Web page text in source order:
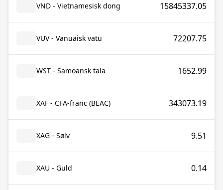
VND - Vietnamesisk dong 15845337.05
VUV - Vanuaisk vatu 72207.75
WST - Samoansk tala 1652.99
XAF - CFA-franc (BEAC) 343073.19
XAG - Sølv 9.51
XAU - Guld 0.14